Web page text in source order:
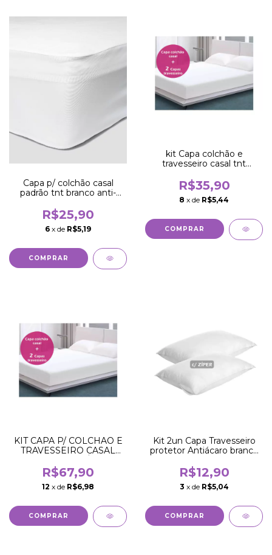
Capa p/ colchão casal
padrão tnt branco anti-
R$25,90
6 x de R$5,19
kit Capa colchão e
travesseiro casal tnt
R$35,90
8 x de R$5,44
KIT CAPA P/ COLCHAO E
TRAVESSEIRO CASAL
R$67,90
12 x de R$6,98
Kit 2un Capa Travesseiro
protetor Antiácaro branco
R$12,90
3 x de R$5,04